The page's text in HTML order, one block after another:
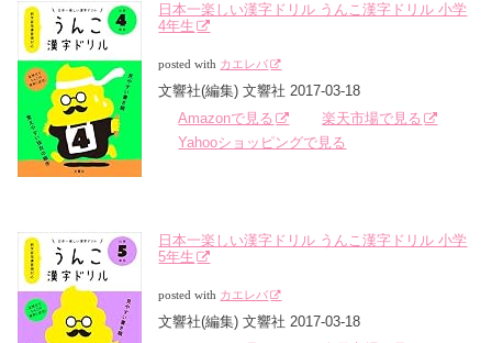
日本一楽しい漢字ドリル うんこ漢字ドリル 小学
4年生
posted with カエレバ
文響社(編集) 文響社 2017-03-18
Amazonで見る
楽天市場で見る
Yahooショッピングで見る
日本一楽しい漢字ドリル うんこ漢字ドリル 小学
5年生
posted with カエレバ
文響社(編集) 文響社 2017-03-18